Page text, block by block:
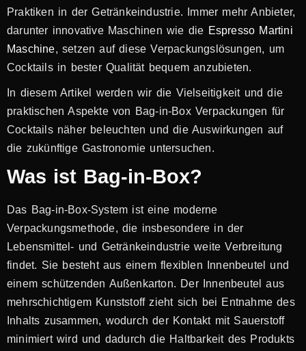
Praktiken in der Getränkeindustrie. Immer mehr Anbieter,
darunter innovative Maschinen wie die Espresso Martini
Maschine, setzen auf diese Verpackungslösungen, um
Cocktails in bester Qualität bequem anzubieten.
In diesem Artikel werden wir die Vielseitigkeit und die
praktischen Aspekte von Bag-in-Box Verpackungen für
Cocktails näher beleuchten und die Auswirkungen auf
die zukünftige Gastronomie untersuchen.
Was ist Bag-in-Box?
Das Bag-in-Box-System ist eine moderne
Verpackungsmethode, die insbesondere in der
Lebensmittel- und Getränkeindustrie weite Verbreitung
findet. Sie besteht aus einem flexiblen Innenbeutel und
einem schützenden Außenkarton. Der Innenbeutel aus
mehrschichtigem Kunststoff zieht sich bei Entnahme des
Inhalts zusammen, wodurch der Kontakt mit Sauerstoff
minimiert wird und dadurch die Haltbarkeit des Produkts